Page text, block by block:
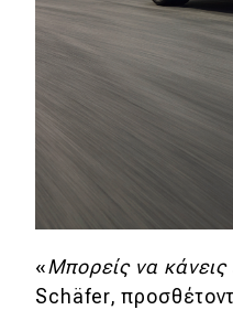
Motorsport
Eco
Mobility
Σταθμοί
«Μπορείς να
Schäfer,